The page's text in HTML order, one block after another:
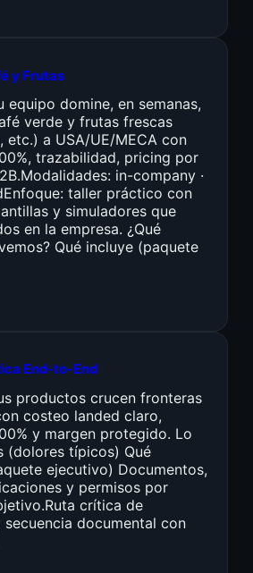
y Frutas
equipo domine, en semanas,
verde y frutas frescas
etc.) a USA/UE/MECA con
trazabilidad, pricing por
in-company ·
taller práctico con
y simuladores que
en la empresa. ¿Qué
Qué incluye (paquete
End-to-End
productos crucen fronteras
costeo landed claro,
y margen protegido. Lo
(dolores típicos) Qué
ejecutivo) Documentos,
y permisos por
crítica de
documental con